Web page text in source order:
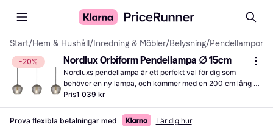
Start/Hem & Hushåll / Inredning & Möbler/Belysning/Pendellampor
-20% Nordlux Orbiform Pendellampa ∅ 15cm
Nordluxs pendellampa är ett perfekt val för dig som
behöver en ny lampa, och kommer med en 200 cm lång
sladd.
Pris1 039 kr
Prova flexibla betalningar med Lär dig hur